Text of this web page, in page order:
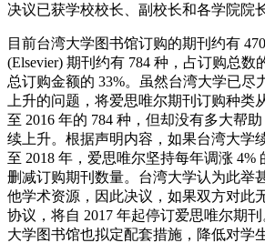
决议已获学校校长、副校长和各学院院
目前台湾大学图书馆订购的期刊约有
(Elsevier) 期刊约有 784 种，占订购总数
总订购金额的 33%。虽然台湾大学已尽
上升的问题，将爱思唯尔期刊订购种类
至 2016 年的 784 种，但却没有多大帮
续上升。根据声明内容，如果台湾大学
至 2018 年，爱思唯尔坚持每年调涨 4%
删减订购期刊数量。台湾大学认为此举
他学术资源，因此决议，如果双方对此
协议，将自 2017 年起停订爱思唯尔期
大学图书馆也拟定配套措施，降低对学